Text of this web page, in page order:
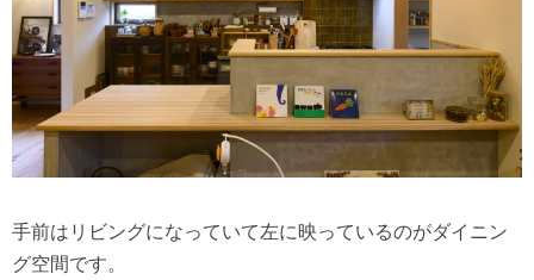
手前はリビングになっていて左に映っているのがダイニン
グ空間です。